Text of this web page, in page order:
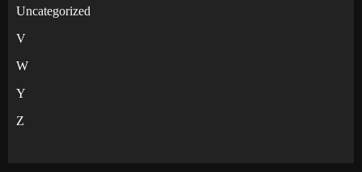
Uncategorized
V
W
Y
Z